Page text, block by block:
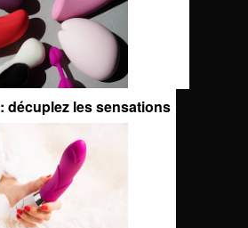
décuplez les sensations